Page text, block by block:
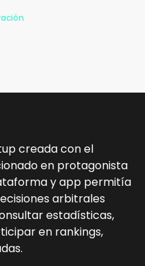
creada con el
en protagonista
y app permitía
arbitrales
estadísticas,
en rankings,